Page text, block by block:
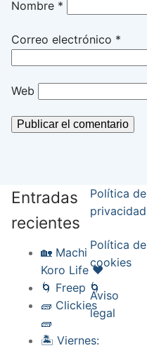
Nombre *
Correo electrónico *
Web
Entradas
recientes
🏡 Machi
Koro Life ❤️
🌀 Freep 🌀
🧱 Clickies
🧱
🏝️ Viernes:
Política de
privacidad
Política de
cookies
Aviso
legal